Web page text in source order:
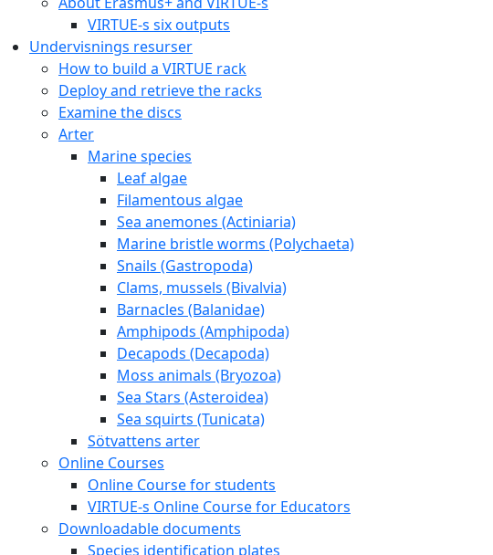
VIRTUE-s six outputs
Undervisnings resurser
How to build a VIRTUE rack
Deploy and retrieve the racks
Examine the discs
Arter
Marine species
Leaf algae
Filamentous algae
Sea anemones (Actiniaria)
Marine bristle worms (Polychaeta)
Snails (Gastropoda)
Clams, mussels (Bivalvia)
Barnacles (Balanidae)
Amphipods (Amphipoda)
Decapods (Decapoda)
Moss animals (Bryozoa)
Sea Stars (Asteroidea)
Sea squirts (Tunicata)
Sötvattens arter
Online Courses
Online Course for students
VIRTUE-s Online Course for Educators
Downloadable documents
Species identification plates